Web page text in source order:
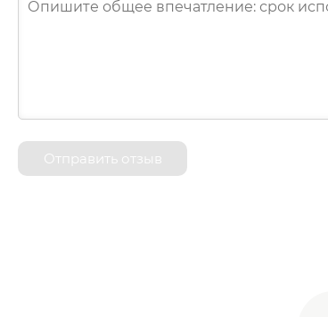
Отправить отзыв